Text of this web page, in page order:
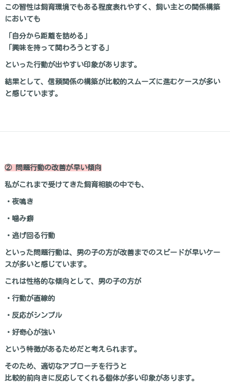
この習性は飼育環境でもある程度表れやすく、飼い主との関係構築
においても
「自分から距離を詰める」
「興味を持って関わろうとする」
といった行動が出やすい印象があります。
結果として、信頼関係の構築が比較的スムーズに進むケースが多い
と感じています。
② 問題行動の改善が早い傾向
私がこれまで受けてきた飼育相談の中でも、
・夜鳴き
・噛み癖
・逃げ回る行動
といった問題行動は、男の子の方が改善までのスピードが早いケー
スが多いと感じています。
これは性格的な傾向として、男の子の方が
・行動が直線的
・反応がシンプル
・好奇心が強い
という特徴があるためだと考えられます。
そのため、適切なアプローチを行うと
比較的前向きに反応してくれる個体が多い印象があります。